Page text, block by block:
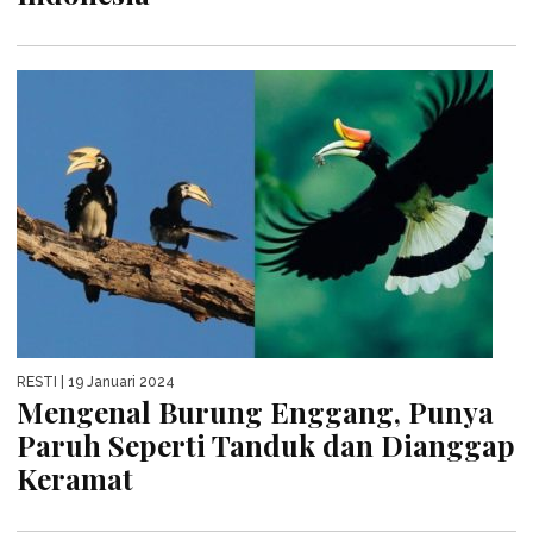
RESTI | 19 Januari 2024
Mengenal Burung Enggang, Punya
Paruh Seperti Tanduk dan Dianggap
Keramat